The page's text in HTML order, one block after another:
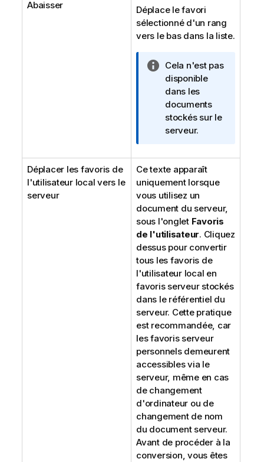
a
o
n
s
Abaisser
Déplace le favori
sélectionné d'un rang
vers le bas dans la liste.
N
o
t
e
I
n
o
r
m
a
t
i
o
n
s
Cela n'est pas
disponible
dans les
documents
stockés sur le
serveur.
Déplacer les favoris de
l'utilisateur local vers le
serveur
Ce texte apparaît
uniquement lorsque
vous utilisez un
document du serveur,
sous l'onglet Favoris
de l'utilisateur. Cliquez
dessus pour convertir
tous les favoris de
l'utilisateur local en
favoris serveur stockés
dans le référentiel du
serveur. Cette pratique
est recommandée, car
les favoris serveur
personnels demeurent
accessibles via le
serveur, même en cas
de changement
d'ordinateur ou de
changement de nom
du document serveur.
Avant de procéder à la
conversion, vous êtes